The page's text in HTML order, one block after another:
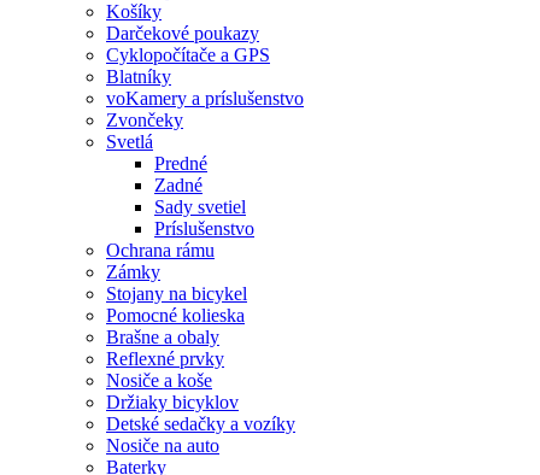
Košíky
Darčekové poukazy
Cyklopočítače a GPS
Blatníky
voKamery a príslušenstvo
Zvončeky
Svetlá
Predné
Zadné
Sady svetiel
Príslušenstvo
Ochrana rámu
Zámky
Stojany na bicykel
Pomocné kolieska
Brašne a obaly
Reflexné prvky
Nosiče a koše
Držiaky bicyklov
Detské sedačky a vozíky
Nosiče na auto
Baterky